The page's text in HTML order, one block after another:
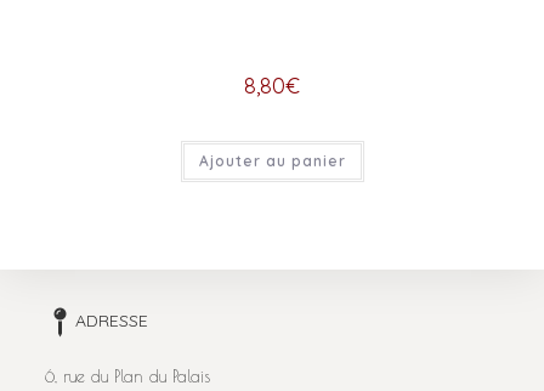
8,80€
Ajouter au panier
ADRESSE
6, rue du Plan du Palais